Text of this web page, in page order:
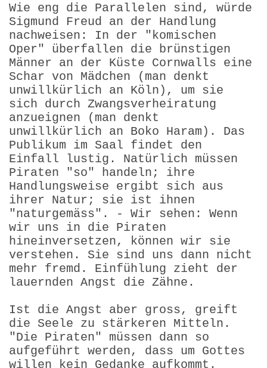
Wie eng die Parallelen sind, würde
Sigmund Freud an der Handlung
nachweisen: In der "komischen
Oper" überfallen die brünstigen
Männer an der Küste Cornwalls eine
Schar von Mädchen (man denkt
unwillkürlich an Köln), um sie
sich durch Zwangsverheiratung
anzueignen (man denkt
unwillkürlich an Boko Haram). Das
Publikum im Saal findet den
Einfall lustig. Natürlich müssen
Piraten "so" handeln; ihre
Handlungsweise ergibt sich aus
ihrer Natur; sie ist ihnen
"naturgemäss". - Wir sehen: Wenn
wir uns in die Piraten
hineinversetzen, können wir sie
verstehen. Sie sind uns dann nicht
mehr fremd. Einfühlung zieht der
lauernden Angst die Zähne.
Ist die Angst aber gross, greift
die Seele zu stärkeren Mitteln.
"Die Piraten" müssen dann so
aufgeführt werden, dass um Gottes
willen kein Gedanke aufkommt.